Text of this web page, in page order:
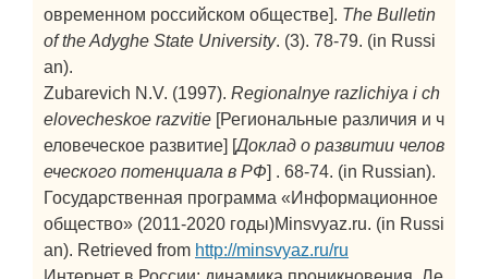
овременном российском обществе]. The Bulletin
of the Adyghe State University. (3). 78-79. (in Russi
an).
Zubarevich N.V. (1997). Regionalnye razlichiya i ch
elovecheskoe razvitie [Региональные различия и ч
еловеческое развитие] [Доклад о развитии челов
еческого потенциала в РФ] . 68-74. (in Russian).
Государственная программа «Информационное
общество» (2011-2020 годы)Minsvyaz.ru. (in Russi
an). Retrieved from http://minsvyaz.ru/ru